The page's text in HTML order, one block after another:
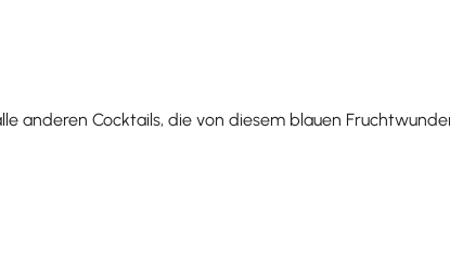
anderen Cocktails, die von diesem blauen